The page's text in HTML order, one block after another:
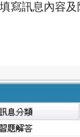
寫訊息內容